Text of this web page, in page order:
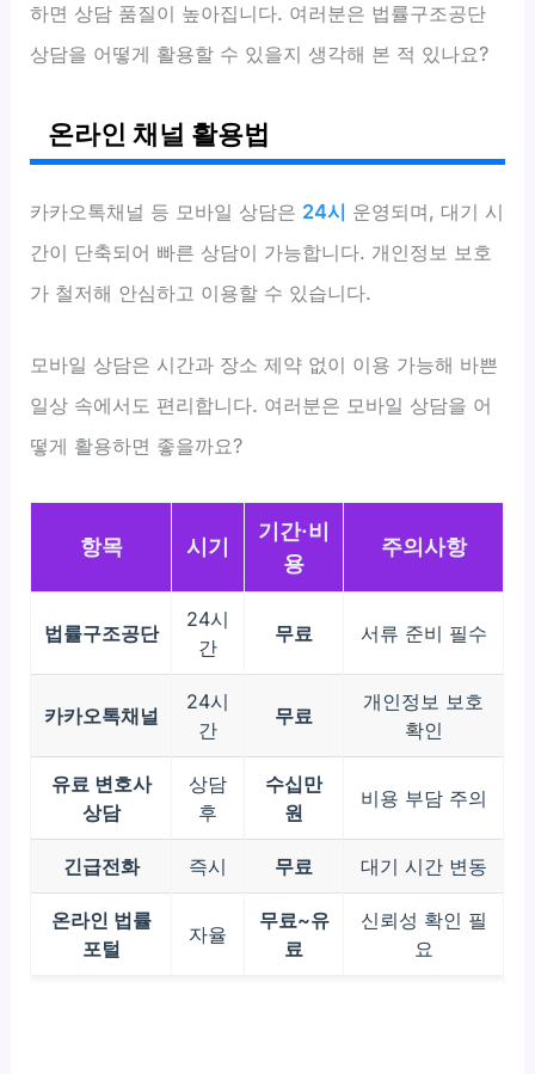
하면 상담 품질이 높아집니다. 여러분은 법률구조공단
상담을 어떻게 활용할 수 있을지 생각해 본 적 있나요?
온라인 채널 활용법
카카오톡채널 등 모바일 상담은 24시 운영되며, 대기 시
간이 단축되어 빠른 상담이 가능합니다. 개인정보 보호
가 철저해 안심하고 이용할 수 있습니다.
모바일 상담은 시간과 장소 제약 없이 이용 가능해 바쁜
일상 속에서도 편리합니다. 여러분은 모바일 상담을 어
떻게 활용하면 좋을까요?
항목 시기
기간·비
용
주의사항
법률구조공단
24시
간
무료 서류 준비 필수
카카오톡채널
24시
간
무료
개인정보 보호
확인
유료 변호사
상담
상담
후
수십만
원
비용 부담 주의
긴급전화 즉시 무료 대기 시간 변동
온라인 법률
포털
자율
무료~유
료
신뢰성 확인 필
요